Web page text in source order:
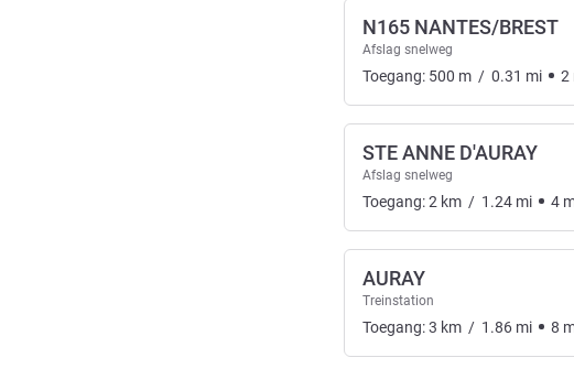
N165 NANTES/BREST
Afslag snelweg
Toegang: 500 m / 0.31 mi 2
STE ANNE D'AURAY
Afslag snelweg
Toegang:2 km / 1.24 mi 4
AURAY
Treinstation
Toegang:3 km / 1.86 mi 8